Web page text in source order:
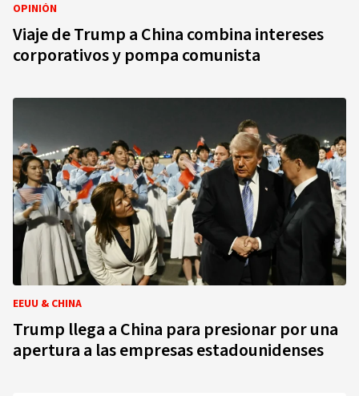
OPINIÓN
Viaje de Trump a China combina intereses
corporativos y pompa comunista
EEUU & CHINA
Trump llega a China para presionar por una
apertura a las empresas estadounidenses